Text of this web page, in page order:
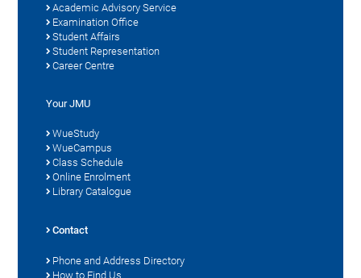
Academic Advisory Service
Examination Office
Student Affairs
Student Representation
Career Centre
Your JMU
WueStudy
WueCampus
Class Schedule
Online Enrolment
Library Catalogue
Contact
Phone and Address Directory
How to Find Us